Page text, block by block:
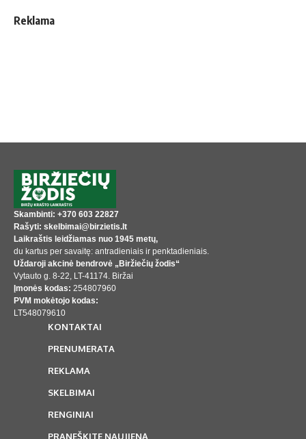
Reklama
Skambinti: +370 603 22827
Rašyti: skelbimai@birzietis.lt
Laikraštis leidžiamas nuo 1945 metų,
du kartus per savaitę: antradieniais ir penktadieniais.
Uždaroji akcinė bendrovė „Biržiečių žodis“
Vytauto g. 8-22, LT-41174. Biržai
Įmonės kodas: 254807960
PVM mokėtojo kodas:
LT548079610
KONTAKTAI
PRENUMERATA
REKLAMA
SKELBIMAI
RENGINIAI
PRANEŠKITE NAUJIENĄ